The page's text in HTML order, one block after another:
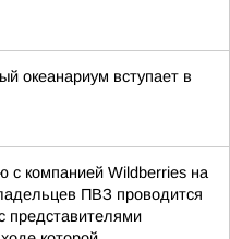
океанариум вступает в
с компанией Wildberries на
ПВЗ проводится
представителями